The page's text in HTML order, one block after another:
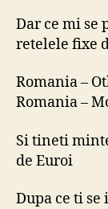
Dar ce mi se
retelele fixe
Romania –
Romania –
Si tineti
de Euroi
Dupa ce ti